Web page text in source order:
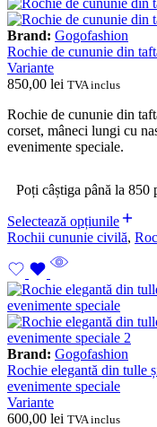
Brand: Gogofashion
Rochie de cununie din
Variante
850,00 lei TVA inclus
Rochie de cununie din
corset, mâneci lungi cu
evenimente speciale.
Poți câștiga până la 850
Selectează opțiunile
Rochii cununie civilă,
Brand: Gogofashion
Rochie elegantă din tulle
evenimente speciale
Variante
600,00 lei TVA inclus